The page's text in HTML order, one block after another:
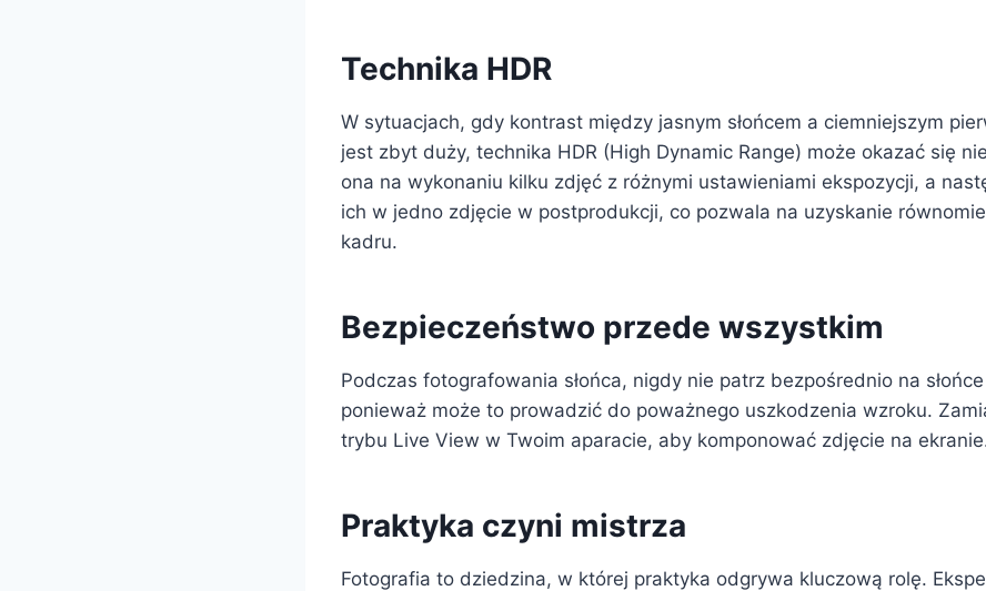
Technika HDR
W sytuacjach, gdy kontrast między jasnym słońcem a ciemniejszym
jest zbyt duży, technika HDR (High Dynamic Range) może okazać się
ona na wykonaniu kilku zdjęć z różnymi ustawieniami ekspozycji, a
ich w jedno zdjęcie w postprodukcji, co pozwala na uzyskanie
kadru.
Bezpieczeństwo przede wszystkim
Podczas fotografowania słońca, nigdy nie patrz bezpośrednio na
ponieważ może to prowadzić do poważnego uszkodzenia wzroku.
trybu Live View w Twoim aparacie, aby komponować zdjęcie na
Praktyka czyni mistrza
Fotografia to dziedzina, w której praktyka odgrywa kluczową rolę.